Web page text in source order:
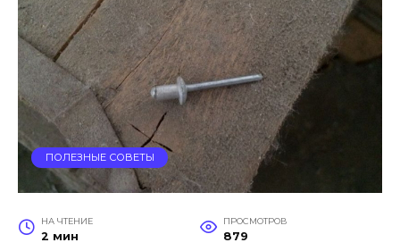
ПОЛЕЗНЫЕ СОВЕТЫ
НА ЧТЕНИЕ
2 мин
ПРОСМОТРОВ
879